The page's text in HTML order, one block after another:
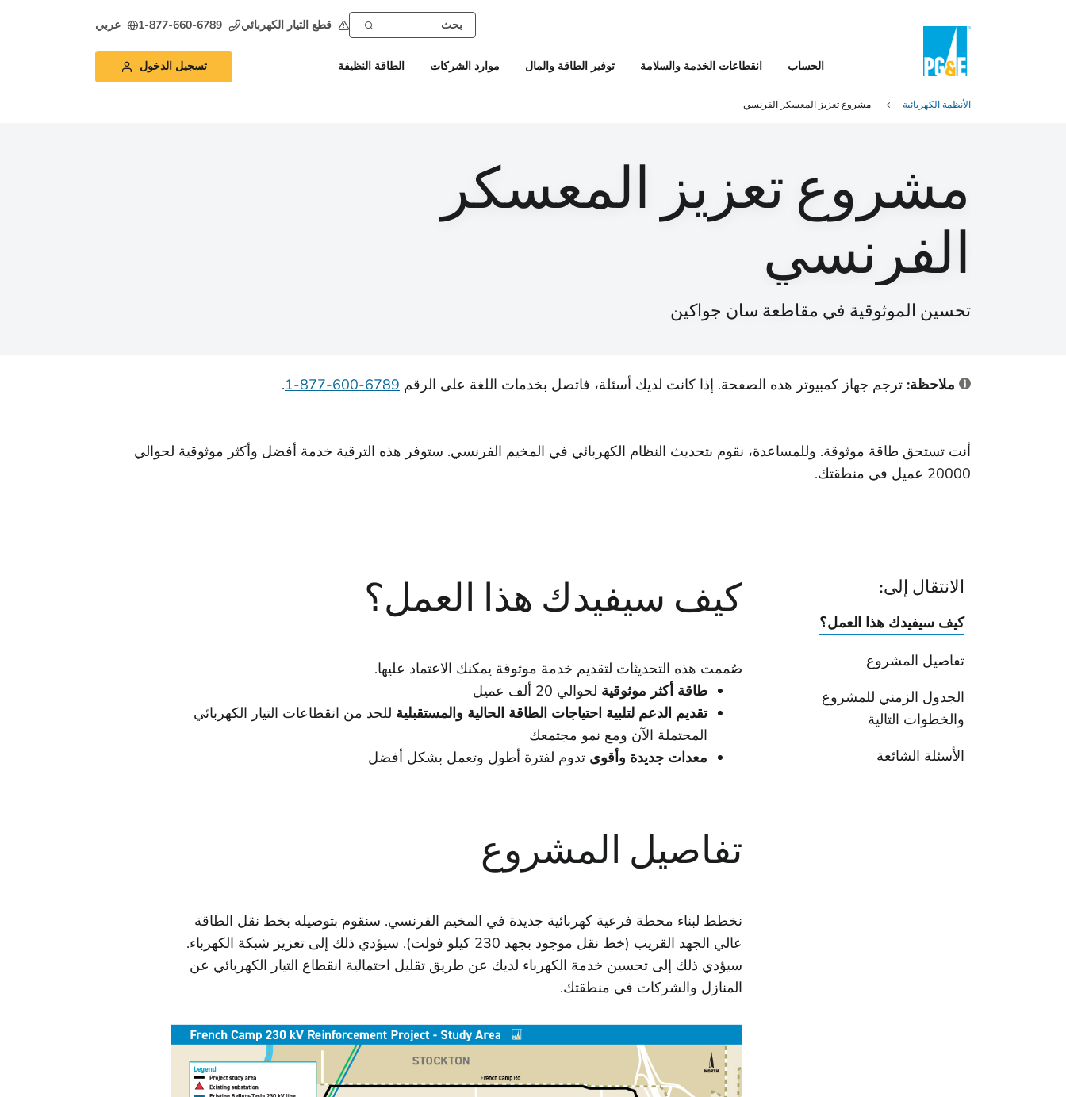
قطع التيار الكهربائي 1-877-660-6789 عربي
الحساب انقطاعات الخدمة والسلامة توفير الطاقة والمال موارد الشركات الطاقة النظيفة تسجيل الدخول
الأنظمة الكهربائية مشروع تعزيز المعسكر الفرنسي
مشروع تعزيز المعسكر
الفرنسي
تحسين الموثوقية في مقاطعة سان جواكين
ملاحظة: ترجم جهاز كمبيوتر هذه الصفحة. إذا كانت لديك أسئلة، فاتصل بخدمات اللغة على الرقم 6789-600-877-1
.
أنت تستحق طاقة موثوقة. وللمساعدة، نقوم بتحديث النظام الكهربائي في المخيم الفرنسي. ستوفر هذه الترقية خدمة أفضل وأكثر موثوقية لحوالي
20000 عميل في منطقتك.
الانتقال إلى:
كيف سيفيدك هذا العمل؟
تفاصيل المشروع
الجدول الزمني للمشروع
والخطوات التالية
الأسئلة الشائعة
كيف سيفيدك هذا العمل؟
صُممت هذه التحديثات لتقديم خدمة موثوقة يمكنك الاعتماد عليها.
طاقة أكثر موثوقية لحوالي 20 ألف عميل
تقديم الدعم لتلبية احتياجات الطاقة الحالية والمستقبلية للحد من انقطاعات التيار الكهربائي
المحتملة الآن ومع نمو مجتمعك
معدات جديدة وأقوى تدوم لفترة أطول وتعمل بشكل أفضل
تفاصيل المشروع
نخطط لبناء محطة فرعية كهربائية جديدة في المخيم الفرنسي. سنقوم بتوصيله بخط نقل الطاقة
عالي الجهد القريب (خط نقل موجود بجهد 230 كيلو فولت). سيؤدي ذلك إلى تعزيز شبكة الكهرباء.
سيؤدي ذلك إلى تحسين خدمة الكهرباء لديك عن طريق تقليل احتمالية انقطاع التيار الكهربائي عن
المنازل والشركات في منطقتك.